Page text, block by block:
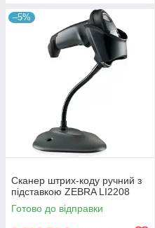
–5%
Сканер штрих-коду ручний з
підставкою ZEBRA LI2208
Готово до відправки